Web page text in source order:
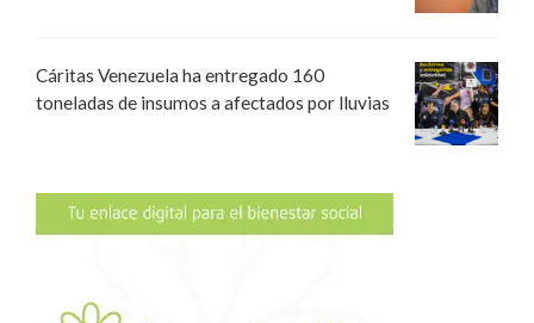
Cáritas Venezuela ha entregado 160
toneladas de insumos a afectados por lluvias